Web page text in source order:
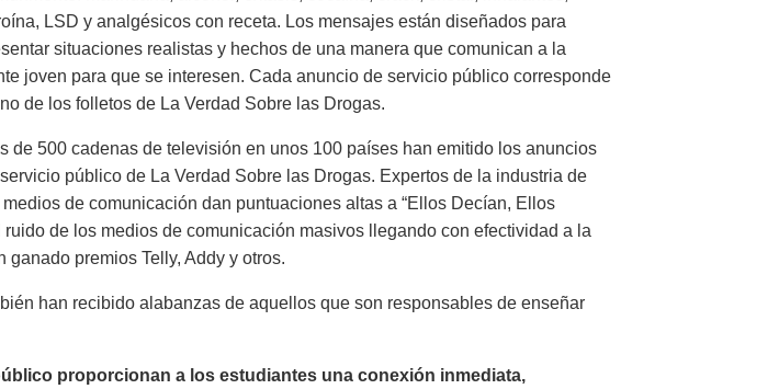
LSD y analgésicos con receta. Los mensajes están diseñados para
situaciones realistas y hechos de una manera que comunican a la
joven para que se interesen. Cada anuncio de servicio público corresponde
de los folletos de La Verdad Sobre las Drogas.
de 500 cadenas de televisión en unos 100 países han emitido los anuncios
público de La Verdad Sobre las Drogas. Expertos de la industria de
medios de comunicación dan puntuaciones altas a “Ellos Decían, Ellos
ruido de los medios de comunicación masivos llegando con efectividad a la
premios Telly, Addy y otros.
han recibido alabanzas de aquellos que son responsables de enseñar
proporcionan a los estudiantes una conexión inmediata,